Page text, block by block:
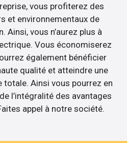
vous profiterez des
et environnementaux de
Ainsi, vous n’aurez plus à
Vous économiserez
également bénéficier
qualité et atteindre une
Ainsi vous pourrez en
l’intégralité des avantages
appel à notre société.